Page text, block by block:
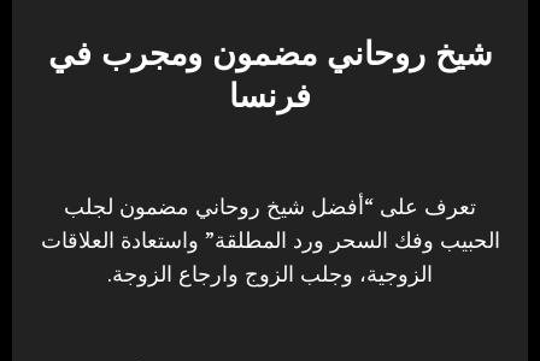
شيخ روحاني مضمون ومجرب في
فرنسا
تعرف على “أفضل شيخ روحاني مضمون لجلب
الحبيب وفك السحر ورد المطلقة” واستعادة العلاقات
الزوجية، وجلب الزوج وارجاع الزوجة.